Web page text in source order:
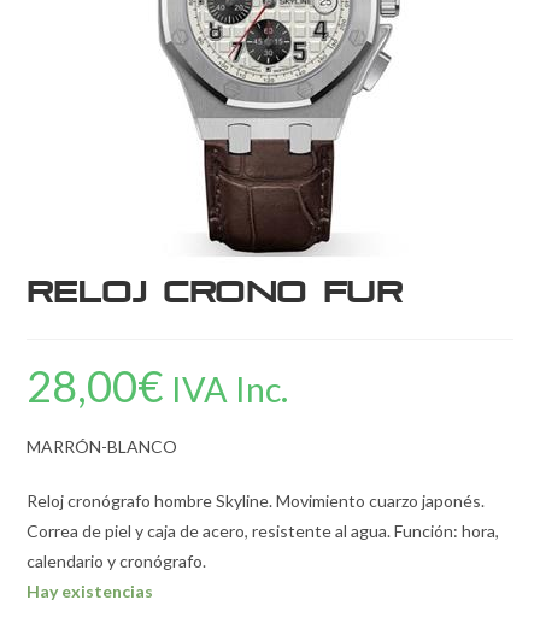
Reloj Crono Fur
28,00€ IVA Inc.
MARRÓN-BLANCO
Reloj cronógrafo hombre Skyline. Movimiento cuarzo japonés.
Correa de piel y caja de acero, resistente al agua. Función: hora,
calendario y cronógrafo.
Hay existencias